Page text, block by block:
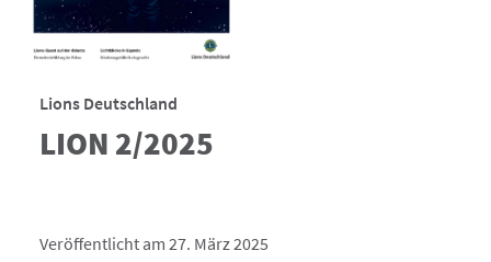
Lions Deutschland
LION 2/2025
Veröffentlicht am 27. März 2025